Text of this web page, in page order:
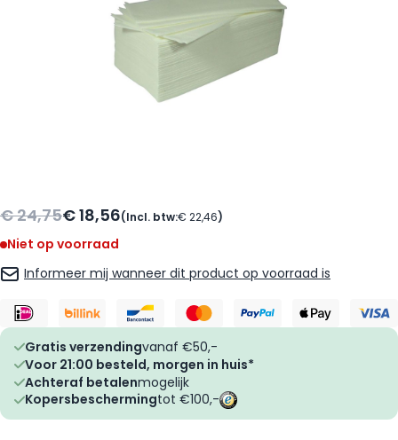
€ 24,75€ 18,56(Incl. btw:€ 22,46)
Niet op voorraad
Informeer mij wanneer dit product op voorraad is
Gratis verzendingvanaf €50,-
Voor 21:00 besteld, morgen in huis*
Achteraf betalenmogelijk
Kopersbeschermingtot €100,-